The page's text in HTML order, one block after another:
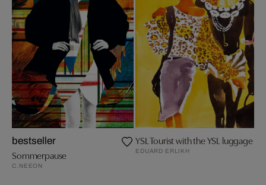
bestseller
Sommerpause
C.NEEON
YSL Tourist with the YSL luggage
EDUARD ERLIKH